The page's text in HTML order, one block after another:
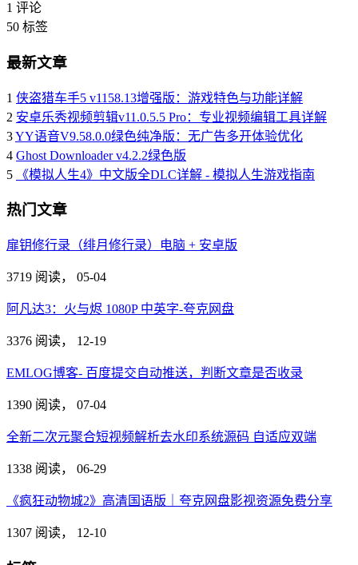
1 评论
50 标签
最新文章
1 侠盗猎车手5 v1158.13增强版：游戏特色与功能详解
2 安卓乐秀视频剪辑v11.0.5.5 Pro：专业视频编辑工具详解
3YY语音V9.58.0.0绿色纯净版：无广告多开体验优化
4 Ghost Downloader v4.2.2绿色版
5
《模拟人生4》中文版全DLC详解 - 模拟人生游戏指南
热门文章
扉钥修行录（绯月修行录）电脑 + 安卓版
3719 阅读， 05-04
阿凡达3：火与烬 1080P 中英字-夸克网盘
3376 阅读， 12-19
EMLOG博客- 百度提交自动推送，判断文章是否收录
1390 阅读， 07-04
全新二次元聚合短视频解析去水印系统源码 自适应双端
1338 阅读， 06-29
《疯狂动物城2》高清国语版｜夸克网盘影视资源免费分享
1307 阅读， 12-10